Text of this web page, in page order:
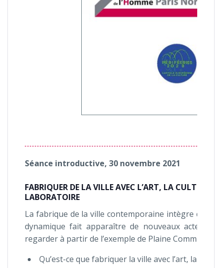
Séance introductive, 30 novembre 2021
FABRIQUER DE LA VILLE AVEC L’ART, LA
LABORATOIRE
La fabrique de la ville contemporaine intègre de
dynamique fait apparaître de nouveaux acteurs
regarder à partir de l’exemple de Plaine Commune.
Qu’est-ce que fabriquer la ville avec l’art, la